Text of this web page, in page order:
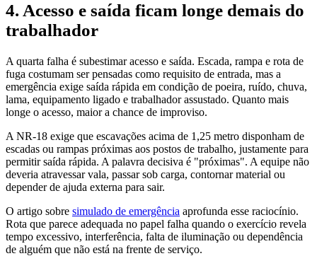
4. Acesso e saída ficam longe demais do
trabalhador
A quarta falha é subestimar acesso e saída. Escada, rampa e rota de
fuga costumam ser pensadas como requisito de entrada, mas a
emergência exige saída rápida em condição de poeira, ruído, chuva,
lama, equipamento ligado e trabalhador assustado. Quanto mais
longe o acesso, maior a chance de improviso.
A NR-18 exige que escavações acima de 1,25 metro disponham de
escadas ou rampas próximas aos postos de trabalho, justamente para
permitir saída rápida. A palavra decisiva é "próximas". A equipe não
deveria atravessar vala, passar sob carga, contornar material ou
depender de ajuda externa para sair.
O artigo sobre simulado de emergência aprofunda esse raciocínio.
Rota que parece adequada no papel falha quando o exercício revela
tempo excessivo, interferência, falta de iluminação ou dependência
de alguém que não está na frente de serviço.